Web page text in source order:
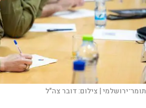
תומר־ירושלמי | צילום:דובר צה"ל